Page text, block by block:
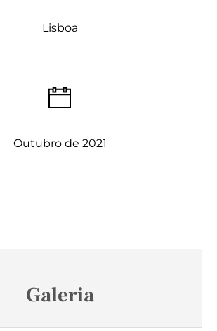
Lisboa
Outubro de 2021
Galeria